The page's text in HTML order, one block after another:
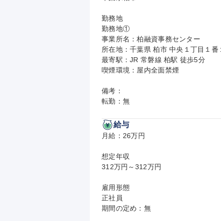
勤務地
勤務地①
事業所名：柏融資事務センター
所在地：千葉県 柏市 中央１丁目１番
最寄駅：JR 常磐線 柏駅 徒歩5分
喫煙環境：屋内全面禁煙
備考：
転勤：無
給与
月給：26万円
想定年収
312万円～312万円
雇用形態
正社員
期間の定め：無